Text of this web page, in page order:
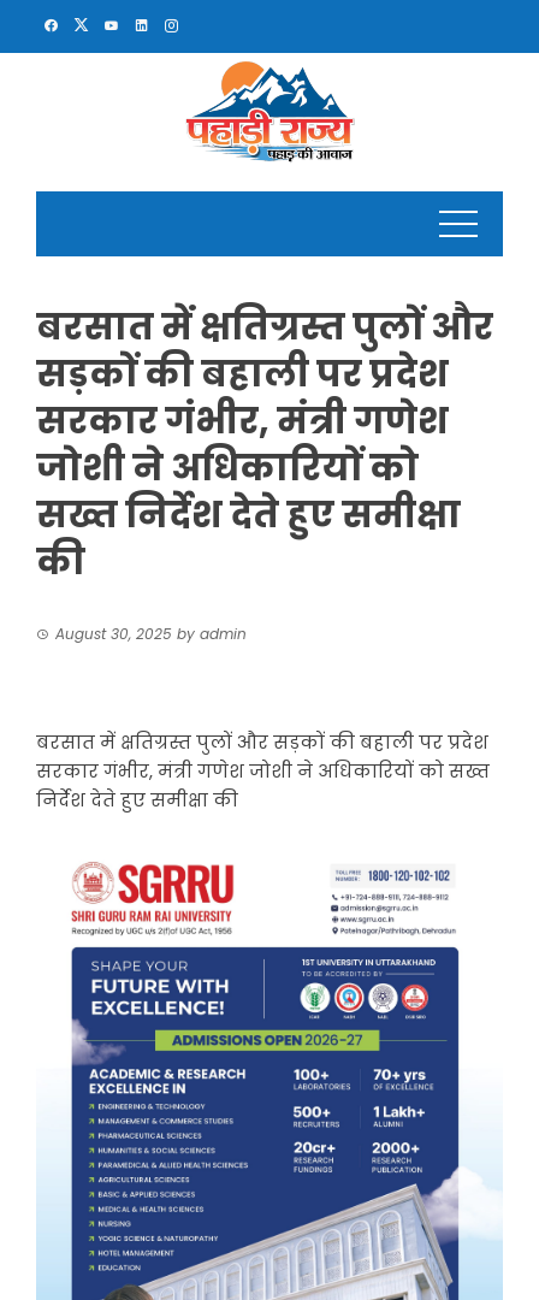
बरसात में क्षतिग्रस्त पुलों और
सड़कों की बहाली पर प्रदेश
सरकार गंभीर, मंत्री गणेश
जोशी ने अधिकारियों को
सख्त निर्देश देते हुए समीक्षा
की
August 30, 2025 by admin
बरसात में क्षतिग्रस्त पुलों और सड़कों की बहाली पर प्रदेश
सरकार गंभीर, मंत्री गणेश जोशी ने अधिकारियों को सख्त
निर्देश देते हुए समीक्षा की